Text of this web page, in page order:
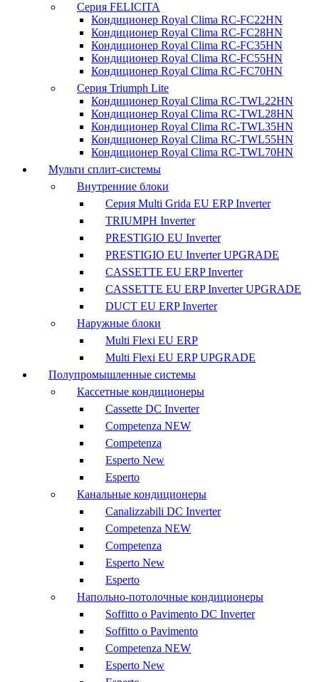
Серия FELICITA
Кондиционер Royal Clima RC-FC22HN
Кондиционер Royal Clima RC-FC28HN
Кондиционер Royal Clima RC-FC35HN
Кондиционер Royal Clima RC-FC55HN
Кондиционер Royal Clima RC-FC70HN
Серия Triumph Lite
Кондиционер Royal Clima RC-TWL22HN
Кондиционер Royal Clima RC-TWL28HN
Кондиционер Royal Clima RC-TWL35HN
Кондиционер Royal Clima RC-TWL55HN
Кондиционер Royal Clima RC-TWL70HN
Мульти сплит-системы
Внутренние блоки
Серия Multi Grida EU ERP Inverter
TRIUMPH Inverter
PRESTIGIO EU Inverter
PRESTIGIO EU Inverter UPGRADE
CASSETTE EU ERP Inverter
CASSETTE EU ERP Inverter UPGRADE
DUCT EU ERP Inverter
Наружные блоки
Multi Flexi EU ERP
Multi Flexi EU ERP UPGRADE
Полупромышленные системы
Кассетные кондиционеры
Cassette DC Inverter
Competenza NEW
Competenza
Esperto New
Esperto
Канальные кондиционеры
Canalizzabili DC Inverter
Competenza NEW
Competenza
Esperto New
Esperto
Напольно-потолочные кондиционеры
Soffitto o Pavimento DC Inverter
Soffitto o Pavimento
Competenza NEW
Esperto New